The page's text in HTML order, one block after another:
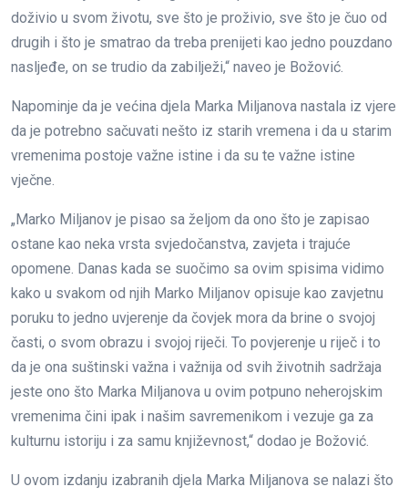
doživio u svom životu, sve što je proživio, sve što je čuo od
drugih i što je smatrao da treba prenijeti kao jedno pouzdano
nasljeđe, on se trudio da zabilježi,“ naveo je Božović.
Napominje da je većina djela Marka Miljanova nastala iz vjere
da je potrebno sačuvati nešto iz starih vremena i da u starim
vremenima postoje važne istine i da su te važne istine
vječne.
„Marko Miljanov je pisao sa željom da ono što je zapisao
ostane kao neka vrsta svjedočanstva, zavjeta i trajuće
opomene. Danas kada se suočimo sa ovim spisima vidimo
kako u svakom od njih Marko Miljanov opisuje kao zavjetnu
poruku to jedno uvjerenje da čovjek mora da brine o svojoj
časti, o svom obrazu i svojoj riječi. To povjerenje u riječ i to
da je ona suštinski važna i važnija od svih životnih sadržaja
jeste ono što Marka Miljanova u ovim potpuno neherojskim
vremenima čini ipak i našim savremenikom i vezuje ga za
kulturnu istoriju i za samu književnost,“ dodao je Božović.
U ovom izdanju izabranih djela Marka Miljanova se nalazi što